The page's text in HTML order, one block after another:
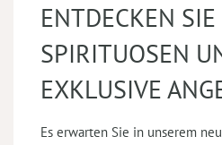
ENTDECKEN
SPIRITUOSEN
EXKLUSIVE
Es erwarten Sie in unserem